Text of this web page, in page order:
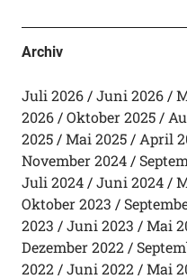
Archiv
Juli 2026 Juni 2026
2026
Oktober 2025
2025
Mai 2025 April
November 2024
Juli 2024
Juni 2024
Oktober 2023
2023
Juni 2023 Mai
Dezember 2022
2022
Juni 2022 Mai